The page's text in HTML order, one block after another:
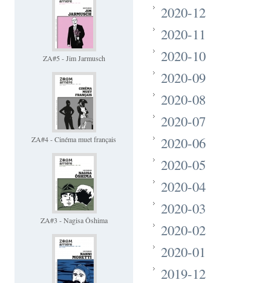
ZA#5 - Jim Jarmusch
ZA#4 - Cinéma muet français
ZA#3 - Nagisa Ôshima
2020-12
2020-11
2020-10
2020-09
2020-08
2020-07
2020-06
2020-05
2020-04
2020-03
2020-02
2020-01
2019-12